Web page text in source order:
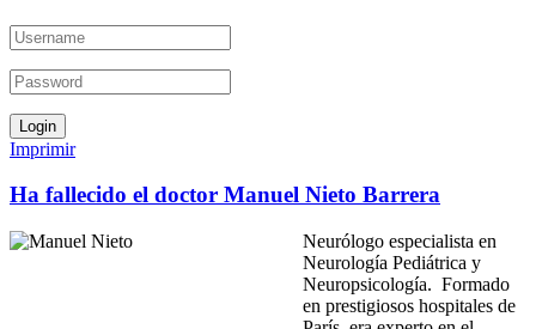
Imprimir
Ha fallecido el doctor Manuel Nieto Barrera
Neurólogo especialista en
Neurología Pediátrica y
Neuropsicología. Formado
en prestigiosos hospitales de